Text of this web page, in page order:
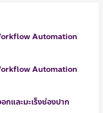
Automation
Automation
กและมะเร็งช่องปาก